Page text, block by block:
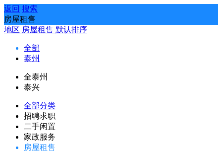
返回 搜索
房屋租售
地区 房屋租售 默认排序
全部
泰州
全泰州
泰兴
全部分类
招聘求职
二手闲置
家政服务
房屋租售